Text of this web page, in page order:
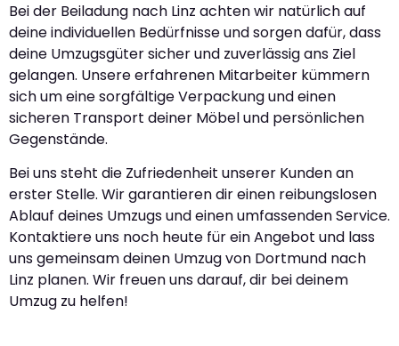
Bei der Beiladung nach Linz achten wir natürlich auf
deine individuellen Bedürfnisse und sorgen dafür, dass
deine Umzugsgüter sicher und zuverlässig ans Ziel
gelangen. Unsere erfahrenen Mitarbeiter kümmern
sich um eine sorgfältige Verpackung und einen
sicheren Transport deiner Möbel und persönlichen
Gegenstände.
Bei uns steht die Zufriedenheit unserer Kunden an
erster Stelle. Wir garantieren dir einen reibungslosen
Ablauf deines Umzugs und einen umfassenden Service.
Kontaktiere uns noch heute für ein Angebot und lass
uns gemeinsam deinen Umzug von Dortmund nach
Linz planen. Wir freuen uns darauf, dir bei deinem
Umzug zu helfen!